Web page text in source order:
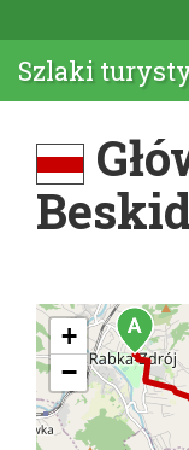
Szlaki
+
−